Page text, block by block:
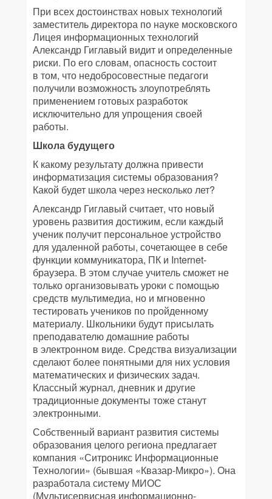
При всех достоинствах новых технологий
заместитель директора по науке московского
Лицея информационных технологий
Александр Гиглавый видит и определенные
риски. По его словам, опасность состоит
в том, что недобросовестные педагоги
получили возможность злоупотреблять
применением готовых разработок
исключительно для упрощения своей
работы.
Школа будущего
К какому результату должна привести
информатизация системы образования?
Какой будет школа через несколько лет?
Александр Гиглавый считает, что новый
уровень развития достижим, если каждый
ученик получит персональное устройство
для удаленной работы, сочетающее в себе
функции коммуникатора, ПК и Internet-
браузера. В этом случае учитель сможет не
только организовывать уроки с помощью
средств мультимедиа, но и мгновенно
тестировать учеников по пройденному
материалу. Школьники будут присылать
преподавателю домашние работы
в электронном виде. Средства визуализации
сделают более понятными для них условия
математических и физических задач.
Классный журнал, дневник и другие
традиционные документы тоже станут
электронными.
Собственный вариант развития системы
образования целого региона предлагает
компания «Ситроникс Информационные
Технологии» (бывшая «Квазар-Микро»). Она
разработала систему МИОС
(Мультисервисная информационно-